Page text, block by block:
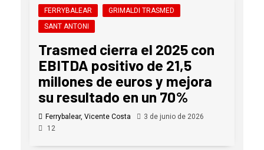
FERRYBALEAR
GRIMALDI TRASMED
SANT ANTONI
Trasmed cierra el 2025 con
EBITDA positivo de 21,5
millones de euros y mejora
su resultado en un 70%
Ferrybalear, Vicente Costa
3 de junio de 2026
12